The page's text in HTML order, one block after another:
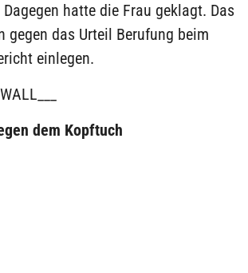
hatte die Frau geklagt. Das
gegen das Urteil Berufung beim
einlegen.
dem Kopftuch